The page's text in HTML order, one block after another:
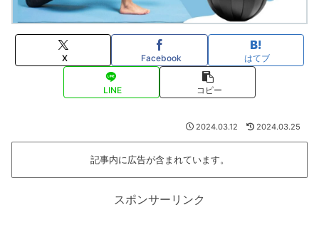
X Facebook はてブ
LINE コピー
2024.03.12 2024.03.25
記事内に広告が含まれています。
スポンサーリンク